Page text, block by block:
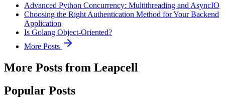
Advanced Python Concurrency: Multithreading and AsyncIO
Choosing the Right Authentication Method for Your Backend
Application
Is Golang Object-Oriented?
More Posts
More Posts from Leapcell
Popular Posts